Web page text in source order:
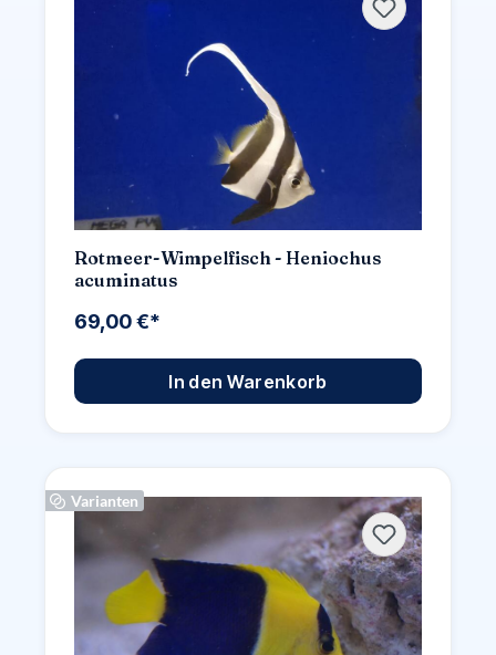
Rotmeer-Wimpelfisch - Heniochus
acuminatus
69,00 €*
In den Warenkorb
Varianten